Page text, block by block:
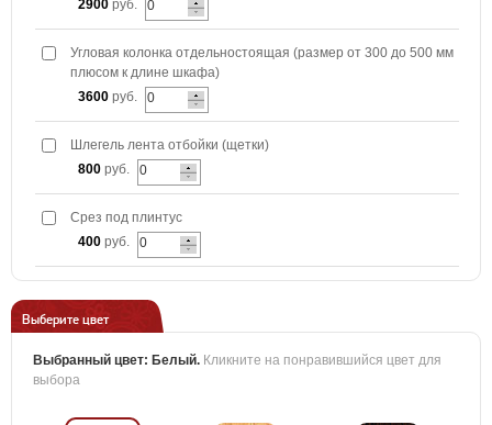
2900 руб.
Угловая колонка отдельностоящая (размер от 300 до 500 мм
плюсом к длине шкафа)
3600 руб.
Шлегель лента отбойки (щетки)
800 руб.
Срез под плинтус
400 руб.
Выберите цвет
Выбранный цвет: Белый. Кликните на понравившийся цвет для
выбора